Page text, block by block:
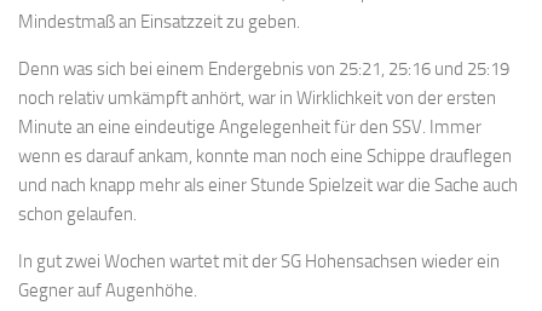
Mindestmaß an Einsatzzeit zu geben.
Denn was sich bei einem Endergebnis von 25:21, 25:16 und 25:19
noch relativ umkämpft anhört, war in Wirklichkeit von der ersten
Minute an eine eindeutige Angelegenheit für den SSV. Immer
wenn es darauf ankam, konnte man noch eine Schippe drauflegen
und nach knapp mehr als einer Stunde Spielzeit war die Sache auch
schon gelaufen.
In gut zwei Wochen wartet mit der SG Hohensachsen wieder ein
Gegner auf Augenhöhe.